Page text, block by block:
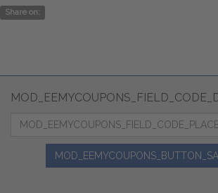
Share on: